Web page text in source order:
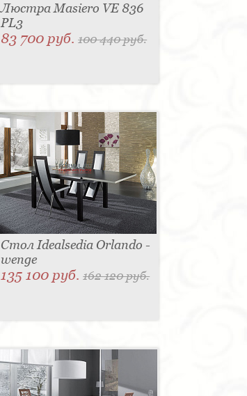
Люстра Masiero VE 836
PL3
83 700 руб.100 440 руб.
Стол Idealsedia Orlando -
wenge
135 100 руб.162 120 руб.